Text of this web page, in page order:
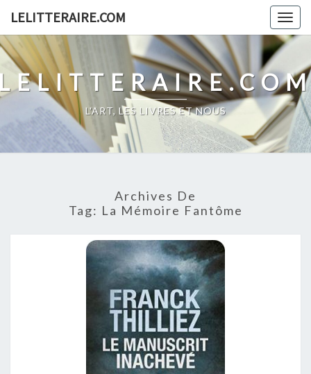
content
LELITTERAIRE.COM
L'ART, LES LIVRES ET NOUS
Archives De
Tag: La Mémoire Fantôme